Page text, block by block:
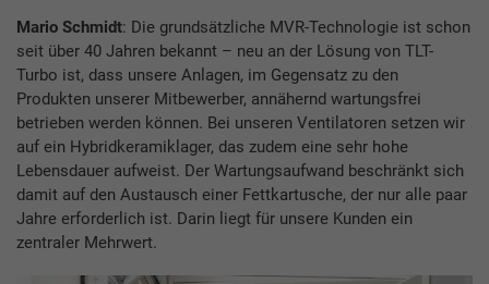
Mario Schmidt: Die grundsätzliche MVR-Technologie ist schon
seit über 40 Jahren bekannt – neu an der Lösung von TLT-
Turbo ist, dass unsere Anlagen, im Gegensatz zu den
Produkten unserer Mitbewerber, annähernd wartungsfrei
betrieben werden können. Bei unseren Ventilatoren setzen wir
auf ein Hybridkeramiklager, das zudem eine sehr hohe
Lebensdauer aufweist. Der Wartungsaufwand beschränkt sich
damit auf den Austausch einer Fettkartusche, der nur alle paar
Jahre erforderlich ist. Darin liegt für unsere Kunden ein
zentraler Mehrwert.